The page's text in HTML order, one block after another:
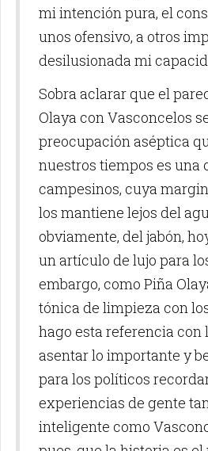
mi intención pura, el
unos ofensivo, a otros
desilusionada mi
Sobra aclarar que el
Olaya con Vasconcelos
preocupación aséptica
nuestros tiempos es una
campesinos, cuya
los mantiene lejos del
obviamente, del jabón,
un artículo de lujo para
embargo, como Piña
tónica de limpieza con
hago esta referencia con
asentar lo importante y
para los políticos
experiencias de gente
inteligente como